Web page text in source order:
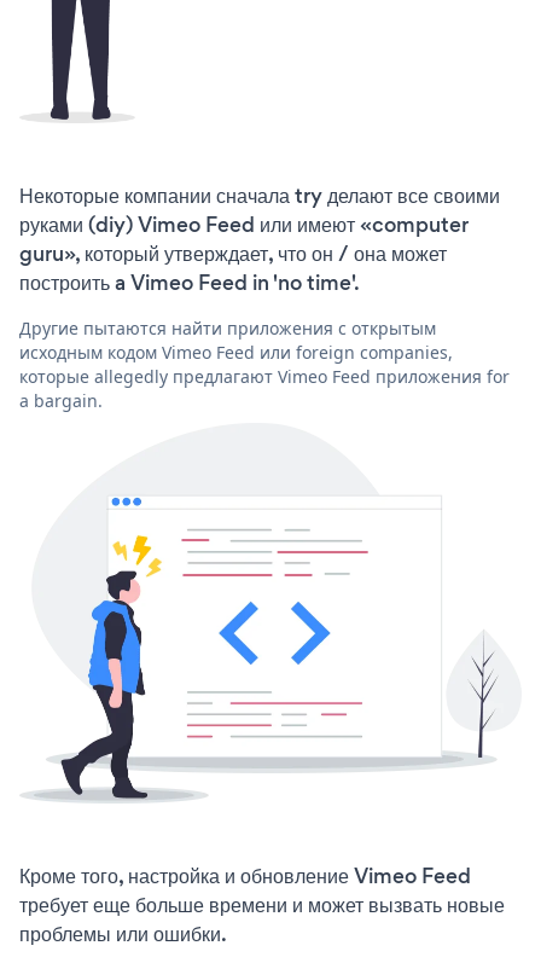
Некоторые компании сначала try делают все своими
руками (diy) Vimeo Feed или имеют «computer
guru», который утверждает, что он / она может
построить a Vimeo Feed in 'no time'.
Другие пытаются найти приложения с открытым
исходным кодом Vimeo Feed или foreign companies,
которые allegedly предлагают Vimeo Feed приложения for
a bargain.
Кроме того, настройка и обновление Vimeo Feed
требует еще больше времени и может вызвать новые
проблемы или ошибки.